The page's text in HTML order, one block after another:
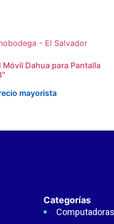
Móvil Dahua para Pantalla
mayorista
Categorías
Computadoras